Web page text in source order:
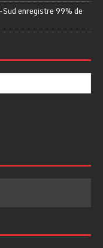
enregistre 99% de